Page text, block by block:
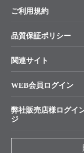
価格改定のご案内
技術セミナーのご案内
タカラバイオ発表文献
クローニング実験ガイド
SMARTer NGSポータルサ
プライマー設計
制限酵素切断サイトの検索
ユーザーズボイス集
├ 実験コンシェルジュ
├ 受託サービスお問い合
資料請求 機器関連
資料請求 受託関連
資料請求 核酸抽出・精
ご利用規約
品質保証ポリシー
関連サイト
WEB会員ログイン
弊社販売店様ログイ
ジ